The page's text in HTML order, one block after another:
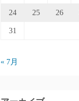
24 25 26
31
« 7月